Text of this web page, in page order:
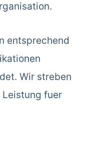
entsprechend
Wir streben
Leistung fuer